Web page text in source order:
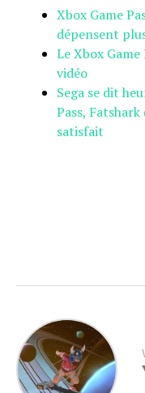
Xbox Game
dépensent
Le Xbox
vidéo
Sega se dit
Pass,
satisfait